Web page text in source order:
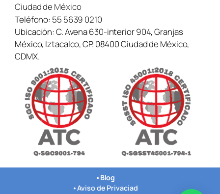
Ciudad de México
Teléfono: 55 5639 0210
Ubicación:C. Avena 630-interior 904, Granjas
México, Iztacalco, CP. 08400 Ciudad de México,
CDMX.
• Blog
•Aviso de Privaciad